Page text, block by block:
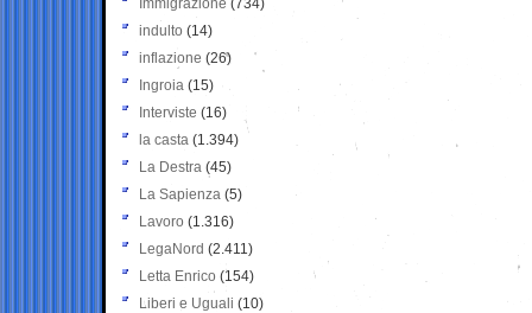
Immigrazione (734)
indulto (14)
inflazione (26)
Ingroia (15)
Interviste (16)
la casta (1.394)
La Destra (45)
La Sapienza (5)
Lavoro (1.316)
LegaNord (2.411)
Letta Enrico (154)
Liberi e Uguali (10)